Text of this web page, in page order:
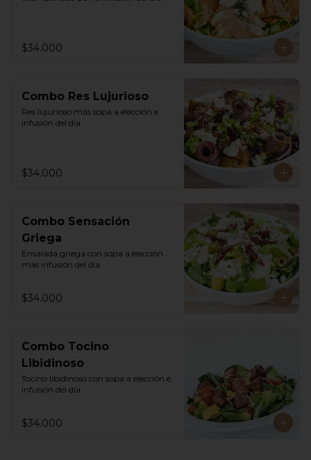
$34.000
Combo Res Lujurioso
Res lujurioso más sopa a elección e
infusión del día.
$34.000
Combo Sensación
Griega
Ensalada griega con sopa a elección
mas infusión del día.
$34.000
Combo Tocino
Libidinoso
Tocino libidinoso con sopa a elección e
infusión del día.
$34.000